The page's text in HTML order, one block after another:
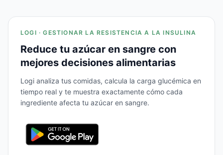
LOGI · GESTIONAR LA RESISTENCIA A LA INSULINA
Reduce tu azúcar en sangre con
mejores decisiones alimentarias
Logi analiza tus comidas, calcula la carga glucémica en
tiempo real y te muestra exactamente cómo cada
ingrediente afecta tu azúcar en sangre.